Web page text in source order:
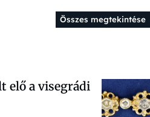
Összes megtekintése
elő a visegrádi